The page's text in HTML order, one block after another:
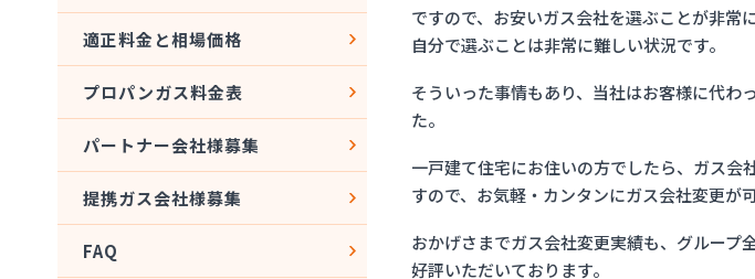
ですので、お安いガス会社を選ぶことが非
自分で選ぶことは非常に難しい状況です。
そういった事情もあり、当社はお客様に代わ
た。
一戸建て住宅にお住いの方でしたら、ガス会
すので、お気軽・カンタンにガス会社変更が可
おかげさまでガス会社変更実績も、グルー
好評いただいております。
適正料金と相場価格
プロパンガス料金表
パートナー会社様募集
提携ガス会社様募集
FAQ